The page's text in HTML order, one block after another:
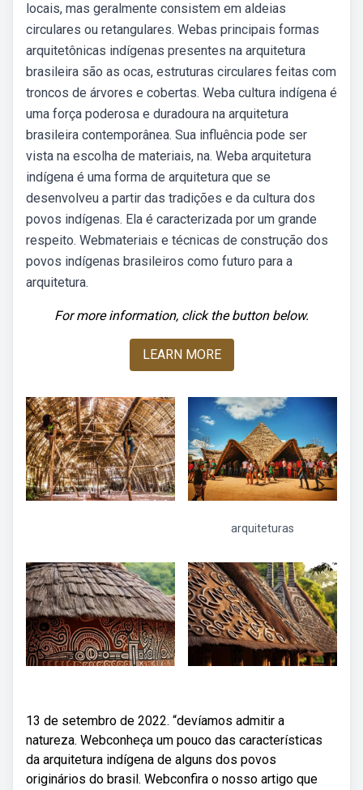
locais, mas geralmente consistem em aldeias
circulares ou retangulares. Webas principais formas
arquitetônicas indígenas presentes na arquitetura
brasileira são as ocas, estruturas circulares feitas com
troncos de árvores e cobertas. Weba cultura indígena é
uma força poderosa e duradoura na arquitetura
brasileira contemporânea. Sua influência pode ser
vista na escolha de materiais, na. Weba arquitetura
indígena é uma forma de arquitetura que se
desenvolveu a partir das tradições e da cultura dos
povos indígenas. Ela é caracterizada por um grande
respeito. Webmateriais e técnicas de construção dos
povos indígenas brasileiros como futuro para a
arquitetura.
For more information, click the button below.
LEARN MORE
arquiteturas
13 de setembro de 2022. “devíamos admitir a
natureza. Webconheça um pouco das características
da arquitetura indígena de alguns dos povos
originários do brasil. Webconfira o nosso artigo que